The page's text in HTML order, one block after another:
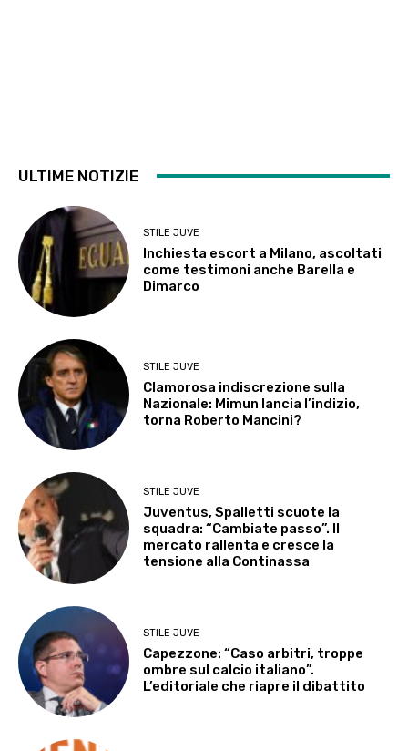
ULTIME NOTIZIE
STILE JUVE
Inchiesta escort a Milano, ascoltati
come testimoni anche Barella e
Dimarco
STILE JUVE
Clamorosa indiscrezione sulla
Nazionale: Mimun lancia l’indizio,
torna Roberto Mancini?
STILE JUVE
Juventus, Spalletti scuote la
squadra: “Cambiate passo”. Il
mercato rallenta e cresce la
tensione alla Continassa
STILE JUVE
Capezzone: “Caso arbitri, troppe
ombre sul calcio italiano”.
L’editoriale che riapre il dibattito